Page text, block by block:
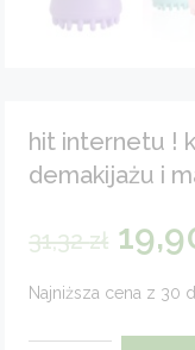
hit internetu !
demakijażu i
31,32zł
Najniższa cena z 30